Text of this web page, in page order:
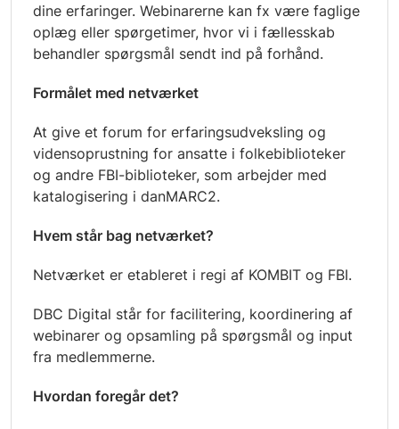
dine erfaringer. Webinarerne kan fx være faglige
oplæg eller spørgetimer, hvor vi i fællesskab
behandler spørgsmål sendt ind på forhånd.
Formålet med netværket
At give et forum for erfaringsudveksling og
vidensoprustning for ansatte i folkebiblioteker
og andre FBI-biblioteker, som arbejder med
katalogisering i danMARC2.
Hvem står bag netværket?
Netværket er etableret i regi af KOMBIT og FBI.
DBC Digital står for facilitering, koordinering af
webinarer og opsamling på spørgsmål og input
fra medlemmerne.
Hvordan foregår det?